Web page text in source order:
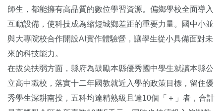
師生，都能擁有高品質的數位學習資源。偏鄉學校全面導入
互動設備，使科技成為縮短城鄉差距的重要力量。國中小並
與大專院校合作開設AI實作體驗營，讓學生從小具備面對未
來的科技能力。
在拔尖扶弱方面，縣府為鼓勵本縣優秀國中學生就讀本縣公
立高中職校，落實十二年國教就近入學的政策目標，留住優
秀學生深耕南投，五科均達精熟級且達10個「＋」者，合計